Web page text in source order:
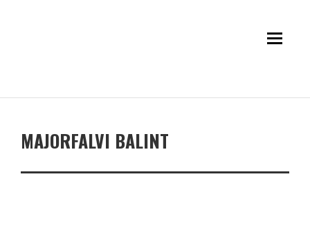
MAJORFALVI BALINT